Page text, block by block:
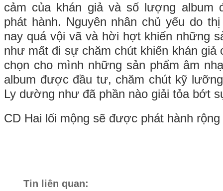
cảm của khán giả và số lượng album
phát hành. Nguyên nhân chủ yếu do
nay quá vội vã và hời hợt khiến những
như mất đi sự chăm chút khiến khán giả
chọn cho mình những sản phẩm âm
album được đầu tư, chăm chút kỹ
Ly dường như đã phần nào giải tỏa bớt
CD Hai lối mộng sẽ được phát hành
Tin liên quan: